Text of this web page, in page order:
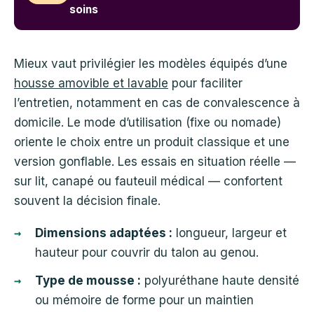
soins
Mieux vaut privilégier les modèles équipés d’une
housse amovible et lavable pour faciliter
l’entretien, notamment en cas de convalescence à
domicile. Le mode d’utilisation (fixe ou nomade)
oriente le choix entre un produit classique et une
version gonflable. Les essais en situation réelle —
sur lit, canapé ou fauteuil médical — confortent
souvent la décision finale.
Dimensions adaptées : longueur, largeur et
hauteur pour couvrir du talon au genou.
Type de mousse : polyuréthane haute densité
ou mémoire de forme pour un maintien